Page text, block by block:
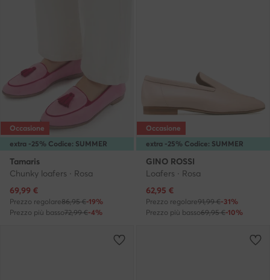
extra -25% Codice: SUMMER
Occasione
Tamaris
Chunky loafers · Rosa
Prezzo attuale
69,99 €
Prezzo regolare86,95 €-19%
Prezzo più basso72,99 €-4%
extra -25% Codice: SUMMER
Occasione
GINO ROSSI
Loafers · Rosa
Prezzo attuale
62,95 €
Prezzo regolare91,99 €-31%
Prezzo più basso69,95 €-10%